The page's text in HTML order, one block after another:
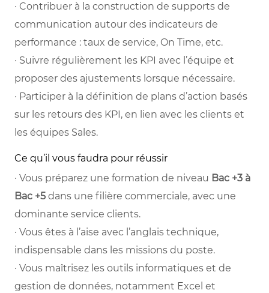
· Contribuer à la construction de supports de
communication autour des indicateurs de
performance : taux de service, On Time, etc.
· Suivre régulièrement les KPI avec l’équipe et
proposer des ajustements lorsque nécessaire.
· Participer à la définition de plans d’action basés
sur les retours des KPI, en lien avec les clients et
les équipes Sales.
Ce qu’il vous faudra pour réussir
· Vous préparez une formation de niveau Bac +3 à
Bac +5 dans une filière commerciale, avec une
dominante service clients.
· Vous êtes à l’aise avec l’anglais technique,
indispensable dans les missions du poste.
· Vous maîtrisez les outils informatiques et de
gestion de données, notamment Excel et